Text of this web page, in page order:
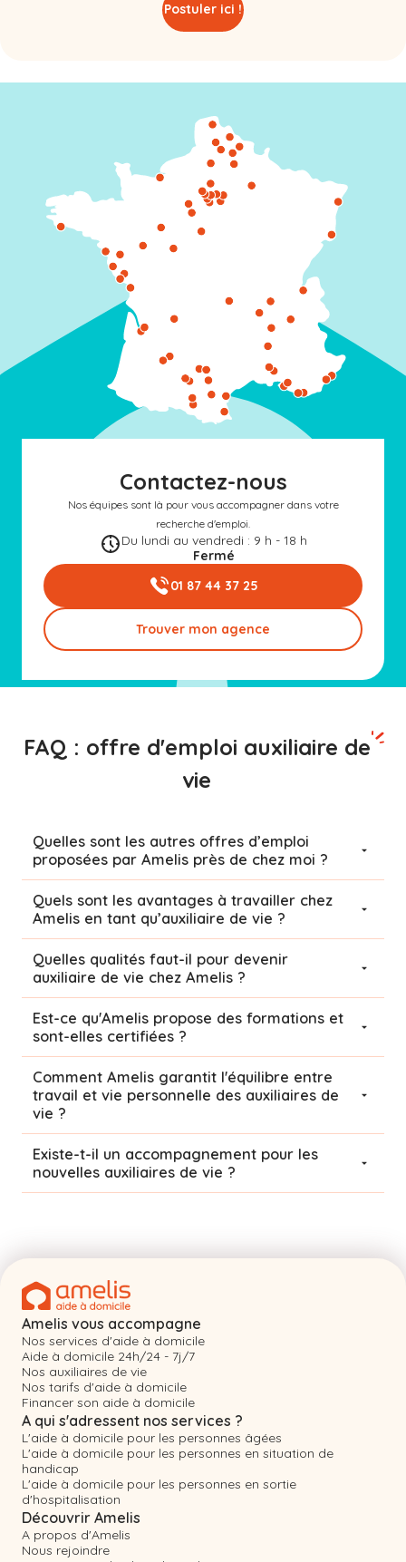
Postuler ici !
Contactez-nous
Nos équipes sont là pour vous accompagner dans votre
recherche d'emploi.
Du lundi au vendredi : 9 h - 18 h
Fermé
01 87 44 37 25
Trouver mon agence
FAQ : offre d'emploi auxiliaire de
vie
Quelles sont les autres offres d’emploi
proposées par Amelis près de chez moi ?
Quels sont les avantages à travailler chez
Amelis en tant qu’auxiliaire de vie ?
Quelles qualités faut-il pour devenir
auxiliaire de vie chez Amelis ?
Est-ce qu'Amelis propose des formations et
sont-elles certifiées ?
Comment Amelis garantit l'équilibre entre
travail et vie personnelle des auxiliaires de
vie ?
Existe-t-il un accompagnement pour les
nouvelles auxiliaires de vie ?
Amelis vous accompagne
Nos services d'aide à domicile
Aide à domicile 24h/24 - 7j/7
Nos auxiliaires de vie
Nos tarifs d'aide à domicile
Financer son aide à domicile
A qui s'adressent nos services ?
L'aide à domicile pour les personnes âgées
L'aide à domicile pour les personnes en situation de
handicap
L'aide à domicile pour les personnes en sortie
d'hospitalisation
Découvrir Amelis
A propos d'Amelis
Nous rejoindre